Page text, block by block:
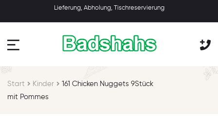
Lieferung, Abholung, Tischreservierung
Start Kinder
161 Chicken Nuggets 9Stück
mit Pommes